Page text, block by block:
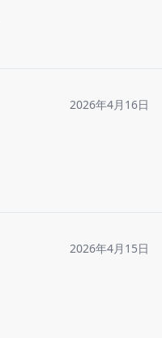
2026年4月16日
2026年4月15日